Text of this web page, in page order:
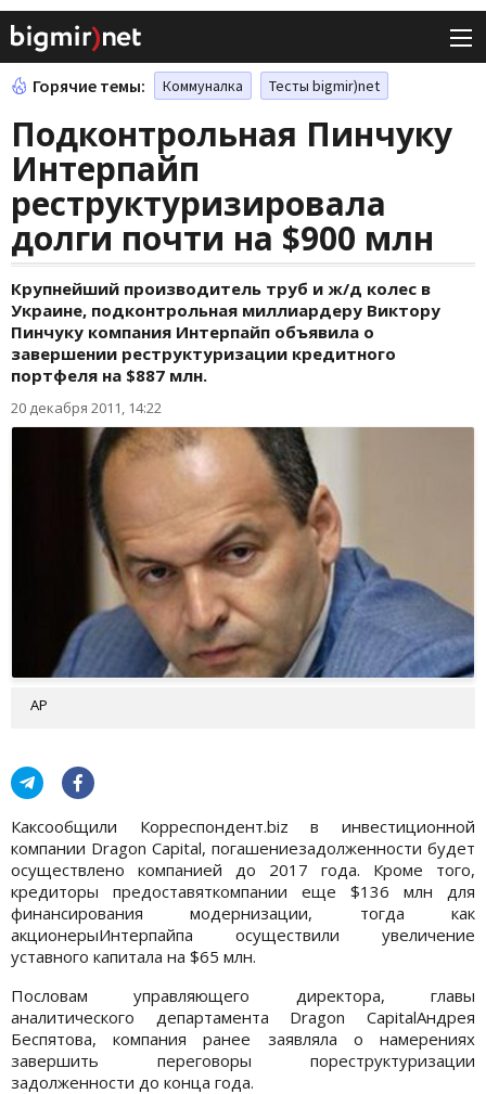
Горячие темы: Коммуналка Тесты bigmir)net
Подконтрольная Пинчуку
Интерпайп
реструктуризировала
долги почти на $900 млн
Крупнейший производитель труб и ж/д колес в
Украине, подконтрольная миллиардеру Виктору
Пинчуку компания Интерпайп объявила о
завершении реструктуризации кредитного
портфеля на $887 млн.
20 декабря 2011, 14:22
АР
Каксообщили Корреспондент.biz в инвестиционной
компании Dragon Capital, погашениезадолженности будет
осуществлено компанией до 2017 года. Кроме того,
кредиторы предоставяткомпании еще $136 млн для
финансирования модернизации, тогда как
акционерыИнтерпайпа осуществили увеличение
уставного капитала на $65 млн.
Пословам управляющего директора, главы
аналитического департамента Dragon CapitalАндрея
Беспятова, компания ранее заявляла о намерениях
завершить переговоры пореструктуризации
задолженности до конца года.